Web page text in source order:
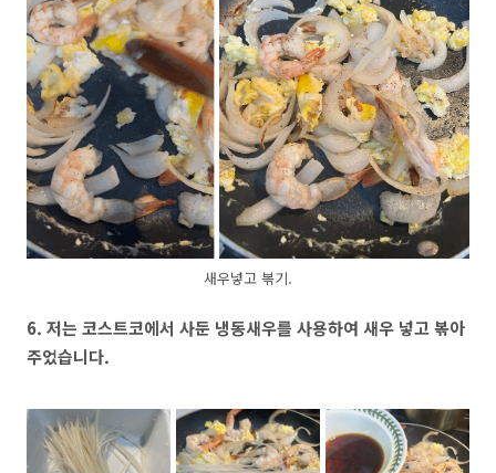
새우넣고 볶기.
6. 저는 코스트코에서 사둔 냉동새우를 사용하여 새우 넣고 볶아
주었습니다.